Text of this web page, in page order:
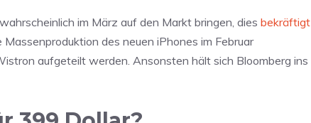
im März auf den Markt bringen, dies bekräftigt
des neuen iPhones im Februar
aufgeteilt werden. Ansonsten hält sich Bloomberg ins